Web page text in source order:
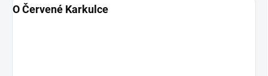
O Červené Karkulce